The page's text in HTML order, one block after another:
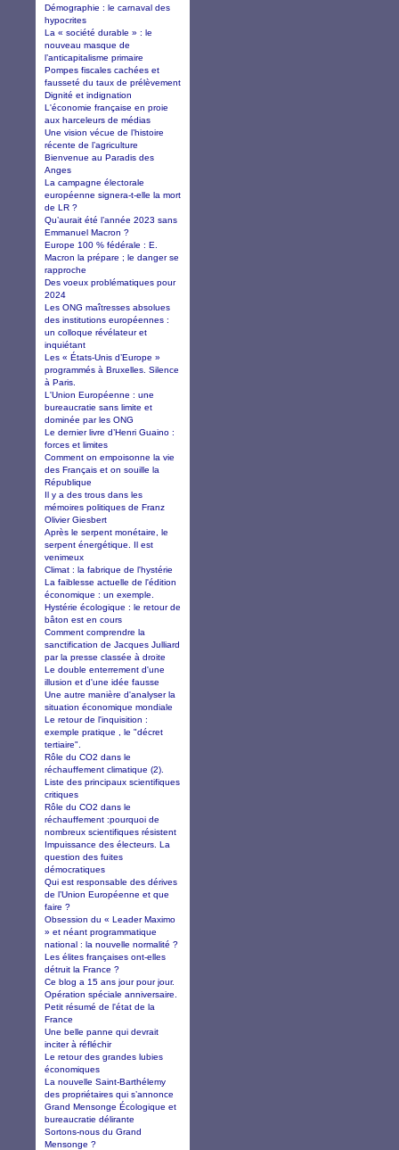
Démographie : le carnaval des
hypocrites
La « société durable » : le
nouveau masque de
l’anticapitalisme primaire
Pompes fiscales cachées et
fausseté du taux de prélèvement
Dignité et indignation
L'économie française en proie
aux harceleurs de médias
Une vision vécue de l’histoire
récente de l’agriculture
Bienvenue au Paradis des
Anges
La campagne électorale
européenne signera-t-elle la mort
de LR ?
Qu’aurait été l’année 2023 sans
Emmanuel Macron ?
Europe 100 % fédérale : E.
Macron la prépare ; le danger se
rapproche
Des voeux problématiques pour
2024
Les ONG maîtresses absolues
des institutions européennes :
un colloque révélateur et
inquiétant
Les « États-Unis d’Europe »
programmés à Bruxelles. Silence
à Paris.
L'Union Européenne : une
bureaucratie sans limite et
dominée par les ONG
Le dernier livre d’Henri Guaino :
forces et limites
Comment on empoisonne la vie
des Français et on souille la
République
Il y a des trous dans les
mémoires politiques de Franz
Olivier Giesbert
Après le serpent monétaire, le
serpent énergétique. Il est
venimeux
Climat : la fabrique de l'hystérie
La faiblesse actuelle de l'édition
économique : un exemple.
Hystérie écologique : le retour de
bâton est en cours
Comment comprendre la
sanctification de Jacques Julliard
par la presse classée à droite
Le double enterrement d'une
illusion et d'une idée fausse
Une autre manière d'analyser la
situation économique mondiale
Le retour de l'inquisition :
exemple pratique , le "décret
tertiaire".
Rôle du CO2 dans le
réchauffement climatique (2).
Liste des principaux scientifiques
critiques
Rôle du CO2 dans le
réchauffement :pourquoi de
nombreux scientifiques résistent
Impuissance des électeurs. La
question des fuites
démocratiques
Qui est responsable des dérives
de l’Union Européenne et que
faire ?
Obsession du « Leader Maximo
» et néant programmatique
national : la nouvelle normalité ?
Les élites françaises ont-elles
détruit la France ?
Ce blog a 15 ans jour pour jour.
Opération spéciale anniversaire.
Petit résumé de l'état de la
France
Une belle panne qui devrait
inciter à réfléchir
Le retour des grandes lubies
économiques
La nouvelle Saint-Barthélemy
des propriétaires qui s’annonce
Grand Mensonge Écologique et
bureaucratie délirante
Sortons-nous du Grand
Mensonge ?